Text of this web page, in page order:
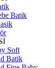
Batik
Soft
Batik